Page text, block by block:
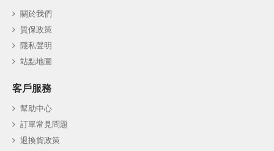
關於我們
質保政策
隱私聲明
站點地圖
客戶服務
幫助中心
訂單常見問題
退換貨政策